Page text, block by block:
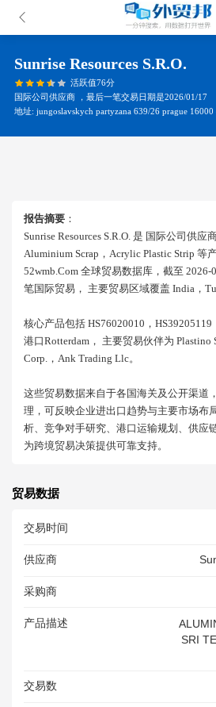
Sunrise Resources S.r.o.
活跃值76分
国际公司供应商 ，最后一笔交易日期是2026/01/17
地址: jungoslavskych partyzana 639/26 prague
报告摘要 ：
Sunrise Resources S.r.o. 是 国际公司供应
Aluminium Scrap，acrylic Plastic Strip 等
52wmb.com 全球贸易数据库，截至 2026-
笔国际贸易， 主要贸易区域覆盖 India，
核心产品包括 HS76020010，HS39205119
港口rotterdam， 主要贸易伙伴为 Plastino
Corp.，ank Trading Llc。
这些贸易数据来自于各国海关及公开渠道
理，可反映企业进出口趋势与主要市场布
析、竞争对手研究、港口运输规划、供应
为跨境贸易决策提供可靠支持。
贸易数据
交易时间
供应商
采购商
产品描述
SRI
交易数